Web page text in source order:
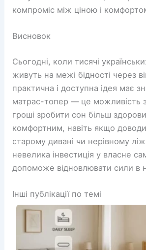
компроміс між ціною і
Висновок
Сьогодні, коли тисячі
живуть на межі бідності через
практична і доступна ідея має
матрас-топер — це можливість
гроші зробити сон більш
комфортним, навіть якщо
старому дивані чи нерівному
невелика інвестиція у власне
допоможе відновлювати сили в
Інші публікації по темі